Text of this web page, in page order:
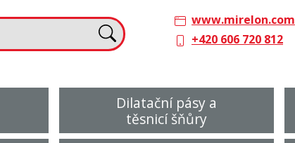
www.mirelon.com
+420 606 720 812
Dilatační pásy a
těsnicí šňůry